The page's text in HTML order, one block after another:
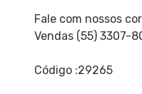
Fale com nossos
Vendas (55) 3307-
Código :29265